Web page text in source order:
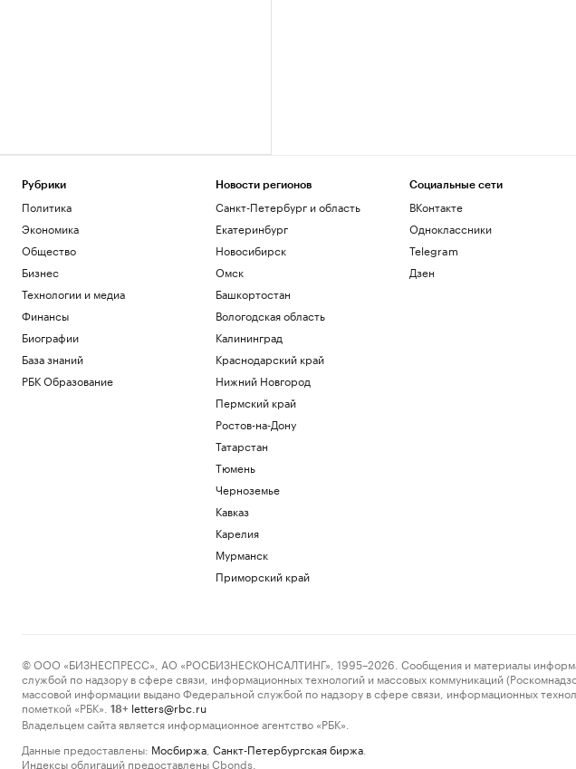
Рубрики
Политика
Экономика
Общество
Бизнес
Технологии и медиа
Финансы
Биографии
База знаний
РБК Образование
Новости регионов
Санкт-Петербург и область
Екатеринбург
Новосибирск
Омск
Башкортостан
Вологодская область
Калининград
Краснодарский край
Нижний Новгород
Пермский край
Ростов-на-Дону
Татарстан
Тюмень
Черноземье
Кавказ
Карелия
Мурманск
Приморский край
Социальные сети
ВКонтакте
Одноклассники
Telegram
Дзен
© ООО «БИЗНЕСПРЕСС», АО «РОСБИЗНЕСКОНСАЛТИНГ», 1995–2026. Сообщения и материалы
службой по надзору в сфере связи, информационных технологий и массовых коммуникаций
массовой информации выдано Федеральной службой по надзору в сфере связи, информационных
пометкой «РБК».
18+ letters@rbc.ru
Владельцем сайта является информационное агентство «РБК».
Данные предоставлены: Мосбиржа Санкт-Петербургская биржа
Индексы облигаций предоставлены Cbonds.